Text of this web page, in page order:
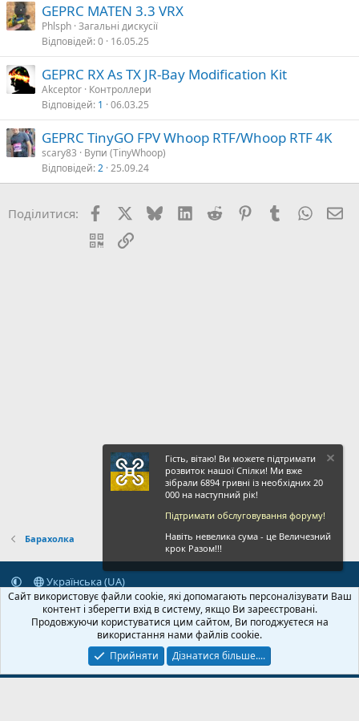
GEPRC MATEN 3.3 VRX
Phlsph Загальні дискусії
Відповідей 0 16.05.25
GEPRC RX As TX JR-Bay Modification Kit
Akceptor Контроллери
Відповідей 1 06.03.25
GEPRC TinyGO FPV Whoop RTF/Whoop RTF 4K
scary83
Вупи (TinyWhoop)
Відповідей 2 25.09.24
Поділитися: FacebookX (Twitter)
BlueskyLinkedInReddit PinterestTumblr
E-
QR CodeПосилання
Барахолка
Українська (UA)
Зворотній зв'язок
Умови і правила
Політика конфіденційності
Дoпoмoга
Головна
R
S
S
© 2020-2026 FPVUA.ORG Розроблено:Magshifter
Гість, вітаю! Ви можете підтримати
розвиток нашої Спілки! Ми вже
зібрали 6894 гривні із необхідних 20
000 на наступний рік!
Підтримати обслуговування форуму!
Навіть невелика сума - це Величезний
крок Разом!!!
Сайт використовує файли cookie, які допомагають персоналізувати Ваш
контент і зберегти вхід в систему, якщо Ви зареєстровані.
Продовжуючи користуватися цим сайтом, Ви погоджуєтеся на
використання нами файлів cookie.
Прийняти
Дізнатися більше....